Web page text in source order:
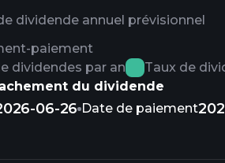
dividende annuel prévisionnel
paiement
dividendes par an
Taux de
du dividende
06-26 Date de paiement